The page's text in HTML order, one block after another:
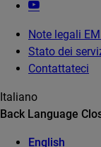
Note legali
Stato dei
Contattateci
Italiano
Back Language
English